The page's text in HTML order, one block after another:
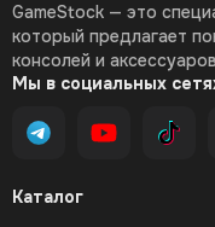
Каталог
GameStock — это
который предлагает
консолей и
Мы в социальных